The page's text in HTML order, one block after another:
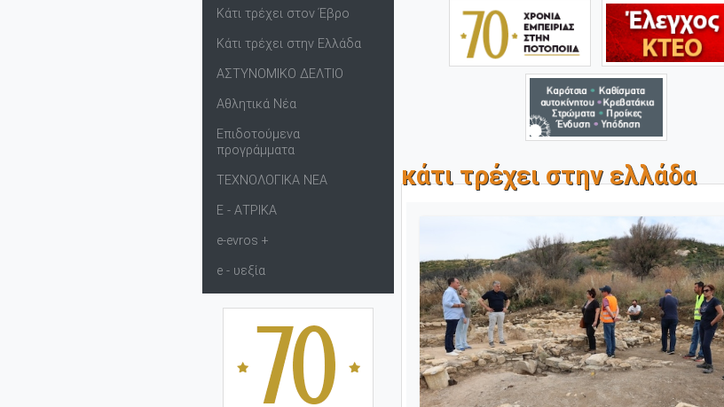
Κάτι τρέχει στον Έβρο
Κάτι τρέχει στην Ελλάδα
ΑΣΤΥΝΟΜΙΚΟ ΔΕΛΤΙΟ
Αθλητικά Νέα
Επιδοτούμενα
προγράμματα
ΤΕΧΝΟΛΟΓΙΚΑ ΝΕΑ
Ε - ΑΤΡΙΚΑ
e-evros +
e - υεξία
κάτι τρέχει στην ελλάδα